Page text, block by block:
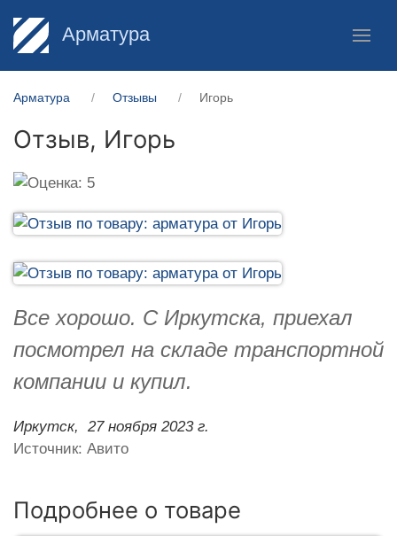
Арматура
Арматура Отзывы Игорь
Отзыв, Игорь
Все хорошо. С Иркутска, приехал
посмотрел на складе транспортной
компании и купил.
Иркутск,
27 ноября 2023 г.
Источник: Авито
Подробнее о товаре